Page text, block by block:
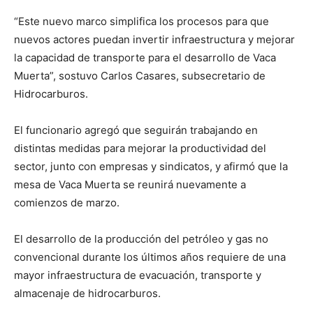
“Este nuevo marco simplifica los procesos para que
nuevos actores puedan invertir infraestructura y mejorar
la capacidad de transporte para el desarrollo de Vaca
Muerta”, sostuvo Carlos Casares, subsecretario de
Hidrocarburos.
El funcionario agregó que seguirán trabajando en
distintas medidas para mejorar la productividad del
sector, junto con empresas y sindicatos, y afirmó que la
mesa de Vaca Muerta se reunirá nuevamente a
comienzos de marzo.
El desarrollo de la producción del petróleo y gas no
convencional durante los últimos años requiere de una
mayor infraestructura de evacuación, transporte y
almacenaje de hidrocarburos.